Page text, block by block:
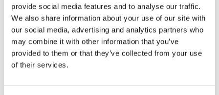
provide social media features and to analyse our traffic.
We also share information about your use of our site with
our social media, advertising and analytics partners who
may combine it with other information that you’ve
provided to them or that they’ve collected from your use
of their services.
Lägg till i varukorg
T-shirt Avant barn grön 92 cm
G0007
90kr (ex. moms)
T-shirt Avant barn grön 104-110
cm
90 kr (ex. moms)